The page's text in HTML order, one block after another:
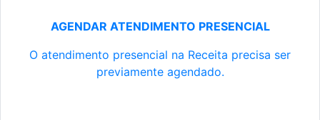
AGENDAR ATENDIMENTO PRESENCIAL
O atendimento presencial na Receita precisa ser
previamente agendado.